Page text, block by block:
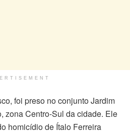
foi preso no conjunto Jardim
zona Centro-Sul da cidade. Ele
homicídio de Ítalo Ferreira